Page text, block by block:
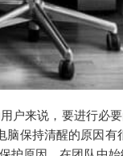
户来说，要进行必
保持清醒的原因